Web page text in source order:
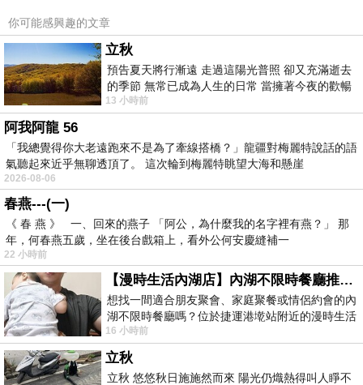
有可能下一分鐘就缺貨了！！
年度精選其他價格的部份及細節寫在這邊！
商品的介紹寫在下面可以先稍微看看！
↓↓↓限量特惠的優惠按鈕↓↓↓
機能保暖加絨防寒手套
商品訊息功能
你可能感興趣的文章
立秋
預告夏天將行漸遠 走過這陽光普照 卻又充滿逝去
的季節 無常已成為人生的日常 當擁著今夜的歡暢
舒心 轉眼驟成昨日 而明晨 太陽
13 小時前
阿我阿龍 56
「我總覺得你大老遠跑來不是為了牽線搭橋？」龍疆對梅麗特說話的語
氣聽起來近乎無聊透頂了。 這次輪到梅麗特眺望大海和懸崖
2026-08-06
春燕---(一)
《 春 燕 》 一、回來的燕子 「阿公，為什麼我的名字裡有燕？」 那
年，何春燕五歲，坐在後台戲箱上，看外公何安慶縫補一
22 小時前
【漫時生活內湖店】內湖不限時餐廳推薦｜捷運港墘站美食，聚餐、約會、家庭聚會首選，正餐甜點一次滿足
想找一間適合朋友聚會、家庭聚餐或情侶約會的內
湖不限時餐廳嗎？位於捷運港墘站附近的漫時生活
內湖店，從捷運站步行約4分鐘即可抵
16 小時前
立秋
立秋 悠悠秋日施施然而來 陽光仍熾熱得叫人睜不